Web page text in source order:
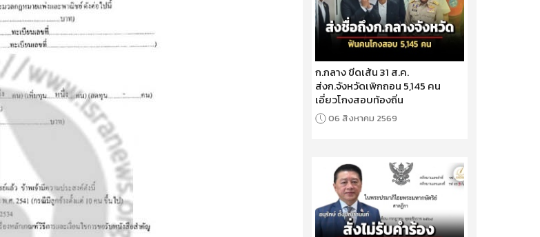
ก.กลาง ขีดเส้น 31 ส.ค.
ส่งก.จังหวัดเพิกถอน 5,145 คน
เอี่ยวโกงสอบท้องถิ่น
06 สิงหาคม 2569